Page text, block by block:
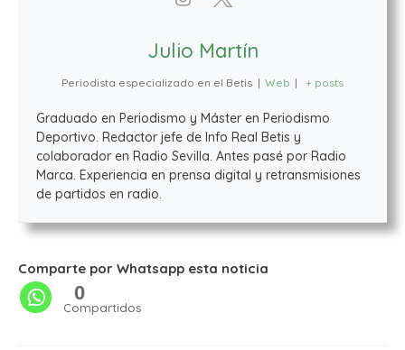
Julio Martín
Periodista especializado en el Betis | Web | + posts
Graduado en Periodismo y Máster en Periodismo
Deportivo. Redactor jefe de Info Real Betis y
colaborador en Radio Sevilla. Antes pasé por Radio
Marca. Experiencia en prensa digital y retransmisiones
de partidos en radio.
Comparte por Whatsapp esta noticia
0
Compartidos